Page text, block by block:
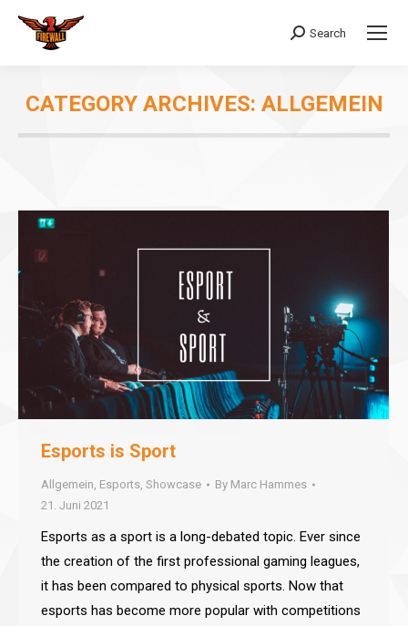
Search:
Search
CATEGORY ARCHIVES: ALLGEMEIN
Esports is Sport
Allgemein, Esports, Showcase By Marc Hammes
21. Juni 2021
Esports as a sport is a long-debated topic. Ever since
the creation of the first professional gaming leagues,
it has been compared to physical sports. Now that
esports has become more popular with competitions